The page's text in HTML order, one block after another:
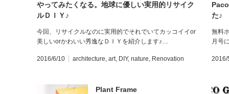
やってみたくなる。地球に優しい実用的リサイク
ルＤＩＹ♪
今回、リサイクルなのに実用的でそれでいてカッコイイor
美しいorかわいい秀逸なＤＩＹを紹介します♪…
2016/6/10 architecture, art, DIY, nature, Renovation
た♪
無料
月号
2016/
Plant Frame